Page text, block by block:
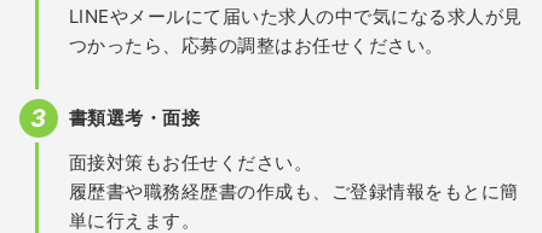
LINEやメールにて届いた求人の中で気になる求人が見
つかったら、応募の調整はお任せください。
書類選考・面接
面接対策もお任せください。
履歴書や職務経歴書の作成も、ご登録情報をもとに簡
単に行えます。